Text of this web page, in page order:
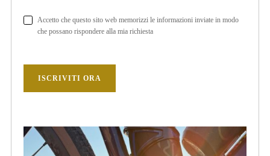
Accetto che questo sito web memorizzi le informazioni inviate in modo
che possano rispondere alla mia richiesta
ISCRIVITI ORA